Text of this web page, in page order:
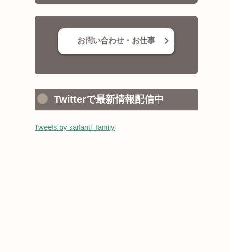
お問い合わせ・お仕事
Twitterで最新情報配信中
Tweets by saifami_family